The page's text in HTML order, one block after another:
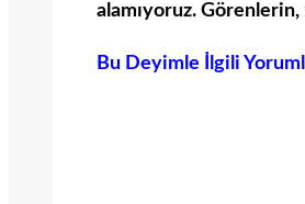
alamıyoruz.
Bu Deyimle İlgili